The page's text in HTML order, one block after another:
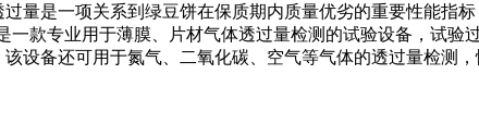
量是一项关系到绿豆饼在保质期内质量优劣的重要性能指
一款专业用于薄膜、片材气体透过量检测的试验设备，试
设备还可用于氮气、二氧化碳、空气等气体的透过量检测，